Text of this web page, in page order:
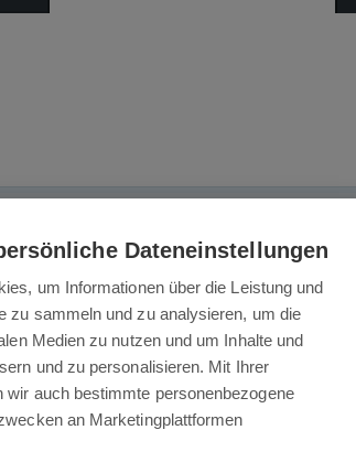
Dateneinstellungen
um Informationen über die Leistung und
zu sammeln und zu analysieren, um die
Medien zu nutzen und um Inhalte und
und zu personalisieren. Mit Ihrer
wir auch bestimmte personenbezogene
an Marketingplattformen